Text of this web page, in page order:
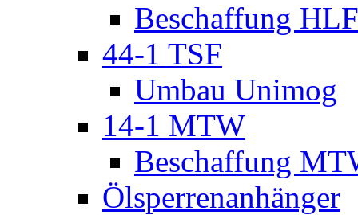
Beschaffung HLF
44-1 TSF
Umbau Unimog
14-1 MTW
Beschaffung
Ölsperrenanhänger